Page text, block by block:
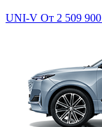
UNI-V От 2 509 900